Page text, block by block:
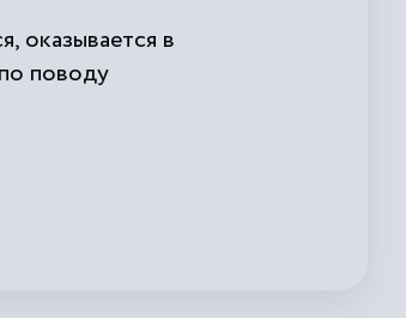
оказывается в
поводу